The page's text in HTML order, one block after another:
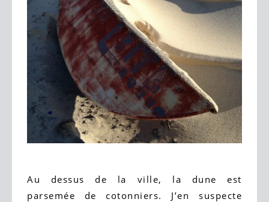
Au dessus de la ville, la dune est
parsemée de cotonniers. J’en suspecte